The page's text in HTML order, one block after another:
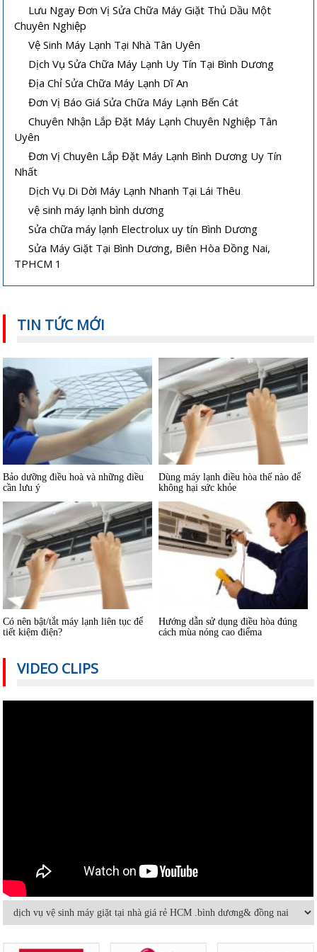
Lưu Ngay Đơn Vị Sửa Chữa Máy Giặt Thủ Dầu Một
Chuyên Nghiệp
Vệ Sinh Máy Lạnh Tại Nhà Tân Uyên
Dịch Vụ Sửa Chữa Máy Lạnh Uy Tín Tại Bình Dương
Địa Chỉ Sửa Chữa Máy Lạnh Dĩ An
Đơn Vị Báo Giá Sửa Chữa Máy Lạnh Bến Cát
Chuyên Nhận Lắp Đặt Máy Lạnh Chuyên Nghiệp Tân
Uyên
Đơn Vị Chuyên Lắp Đặt Máy Lạnh Bình Dương Uy Tín
Nhất
Dịch Vụ Di Dời Máy Lạnh Nhanh Tại Lái Thêu
vệ sinh máy lạnh bình dương
Sửa chữa máy lạnh Electrolux uy tín Bình Dương
Sửa Máy Giặt Tại Bình Dương, Biên Hòa Đồng Nai,
TPHCM 1
TIN TỨC MỚI
lạnh hoặc lạnh yếu
Hướng dẫn sử dụng và bảo quản
cần lưu ý
không hại sức khỏe
tiết kiệm điện?
cách mùa nóng cao điểma
Hướng dẫn sử dụng và bảo quản
máy lạnh âm trần hiệu quả
hòa khác nhau thế nào
VIDEO CLIPS